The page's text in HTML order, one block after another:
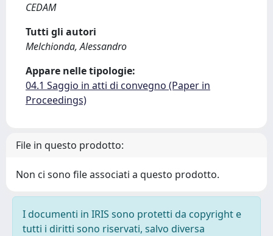
CEDAM
Tutti gli autori
Melchionda, Alessandro
Appare nelle tipologie:
04.1 Saggio in atti di convegno (Paper in
Proceedings)
File in questo prodotto:
Non ci sono file associati a questo prodotto.
I documenti in IRIS sono protetti da copyright e
tutti i diritti sono riservati, salvo diversa